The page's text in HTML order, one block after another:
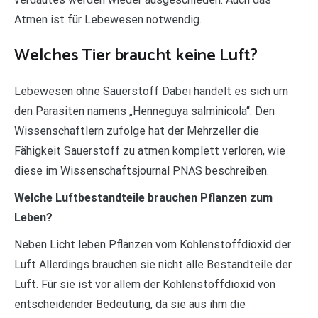
Atmen ist für Lebewesen notwendig.
Welches Tier braucht keine Luft?
Lebewesen ohne Sauerstoff Dabei handelt es sich um
den Parasiten namens „Henneguya salminicola“. Den
Wissenschaftlern zufolge hat der Mehrzeller die
Fähigkeit Sauerstoff zu atmen komplett verloren, wie
diese im Wissenschaftsjournal PNAS beschreiben.
Welche Luftbestandteile brauchen Pflanzen zum
Leben?
Neben Licht leben Pflanzen vom Kohlenstoffdioxid der
Luft Allerdings brauchen sie nicht alle Bestandteile der
Luft. Für sie ist vor allem der Kohlenstoffdioxid von
entscheidender Bedeutung, da sie aus ihm die